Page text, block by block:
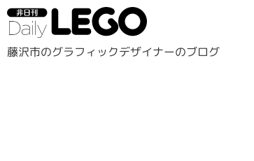
藤沢市のグラフィックデザイナーのブログ